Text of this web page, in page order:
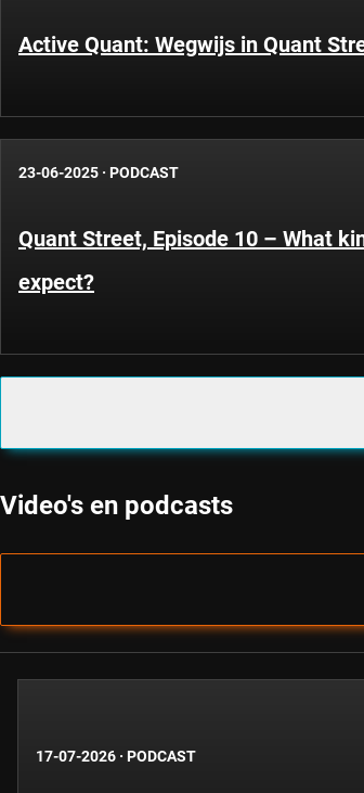
Active Quant: Wegwijs in Quant
23-06-2025 · PODCAST
Quant Street, Episode 10 – What
expect?
Video's en podcasts
17-07-2026 · PODCAST